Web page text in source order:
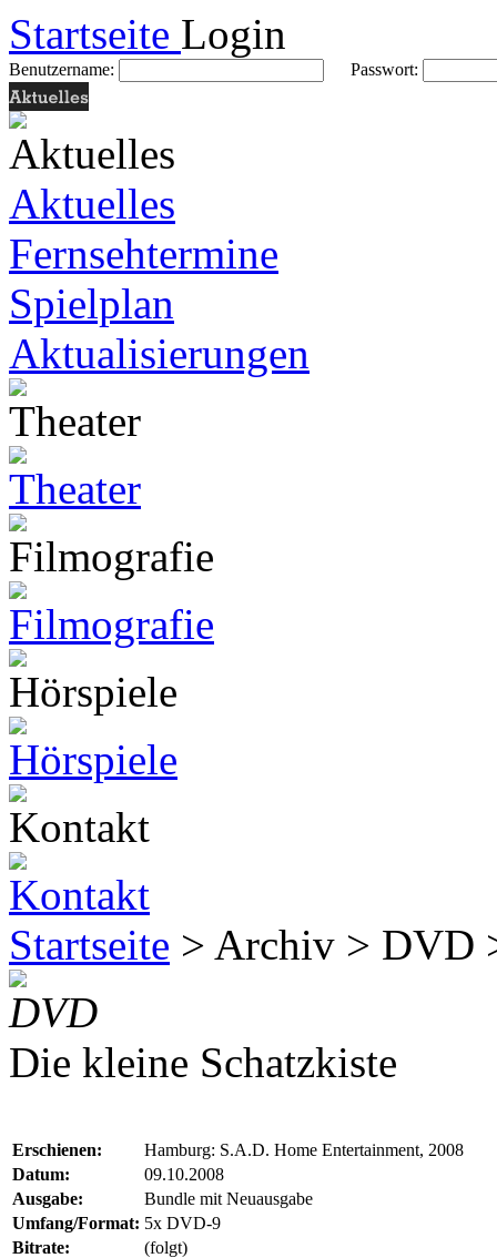
Startseite Login
Benutzername: Passwort:
Aktuelles
Fernsehtermine
Spielplan
Aktualisierungen
Startseite > Archiv > DVD
DVD
Die kleine Schatzkiste
Erschienen:
Hamburg: S.A.D. Home Entertainment, 2008
Datum:
09.10.2008
Ausgabe:
Bundle mit Neuausgabe
Umfang/Format: 5x DVD-9
Bitrate:
(folgt)